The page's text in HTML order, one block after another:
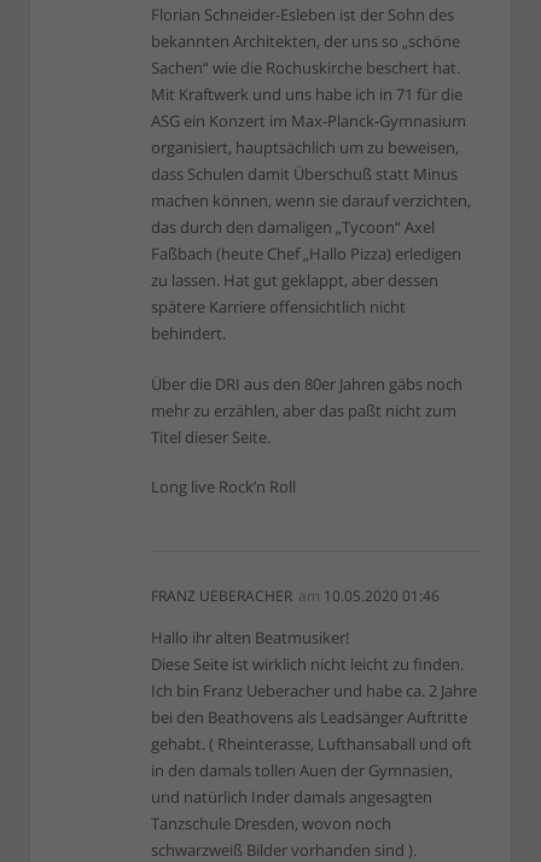
Florian Schneider-Esleben ist der Sohn des
bekannten Architekten, der uns so „schöne
Sachen“ wie die Rochuskirche beschert hat.
Mit Kraftwerk und uns habe ich in 71 für die
ASG ein Konzert im Max-Planck-Gymnasium
organisiert, hauptsächlich um zu beweisen,
dass Schulen damit Überschuß statt Minus
machen können, wenn sie darauf verzichten,
das durch den damaligen „Tycoon“ Axel
Faßbach (heute Chef „Hallo Pizza) erledigen
zu lassen. Hat gut geklappt, aber dessen
spätere Karriere offensichtlich nicht
behindert.
Über die DRI aus den 80er Jahren gäbs noch
mehr zu erzählen, aber das paßt nicht zum
Titel dieser Seite.
Long live Rock’n Roll
FRANZ UEBERACHER am 10.05.2020 01:46
Hallo ihr alten Beatmusiker!
Diese Seite ist wirklich nicht leicht zu finden.
Ich bin Franz Ueberacher und habe ca. 2 Jahre
bei den Beathovens als Leadsänger Auftritte
gehabt. ( Rheinterasse, Lufthansaball und oft
in den damals tollen Auen der Gymnasien,
und natürlich Inder damals angesagten
Tanzschule Dresden, wovon noch
schwarzweiß Bilder vorhanden sind ).